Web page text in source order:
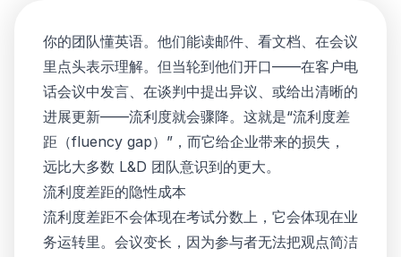
你的团队懂英语。他们能读邮件、看文档、在会议
里点头表示理解。但当轮到他们开口——在客户电
话会议中发言、在谈判中提出异议、或给出清晰的
进展更新——流利度就会骤降。这就是“流利度差
距（fluency gap）”，而它给企业带来的损失，
远比大多数 L&D 团队意识到的更大。
流利度差距的隐性成本
流利度差距不会体现在考试分数上，它会体现在业
务运转里。会议变长，因为参与者无法把观点简洁